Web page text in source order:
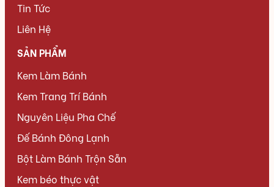
Tin Tức
Liên Hệ
SẢN PHẨM
Kem Làm Bánh
Kem Trang Trí Bánh
Nguyên Liệu Pha Chế
Đế Bánh Đông Lạnh
Bột Làm Bánh Trộn Sẵn
Kem béo thực vật